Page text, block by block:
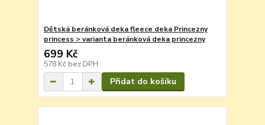
Dětská beránková deka fleece deka Princezny
princess > varianta beránková deka princezny
699 Kč
578 Kč bez DPH
Přidat do košíku